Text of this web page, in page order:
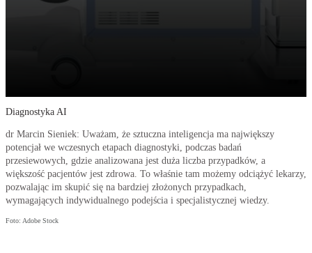
Diagnostyka AI
dr Marcin Sieniek: Uważam, że sztuczna inteligencja ma największy
potencjał we wczesnych etapach diagnostyki, podczas badań
przesiewowych, gdzie analizowana jest duża liczba przypadków, a
większość pacjentów jest zdrowa. To właśnie tam możemy odciążyć lekarzy,
pozwalając im skupić się na bardziej złożonych przypadkach,
wymagających indywidualnego podejścia i specjalistycznej wiedzy.
Foto: Adobe Stock